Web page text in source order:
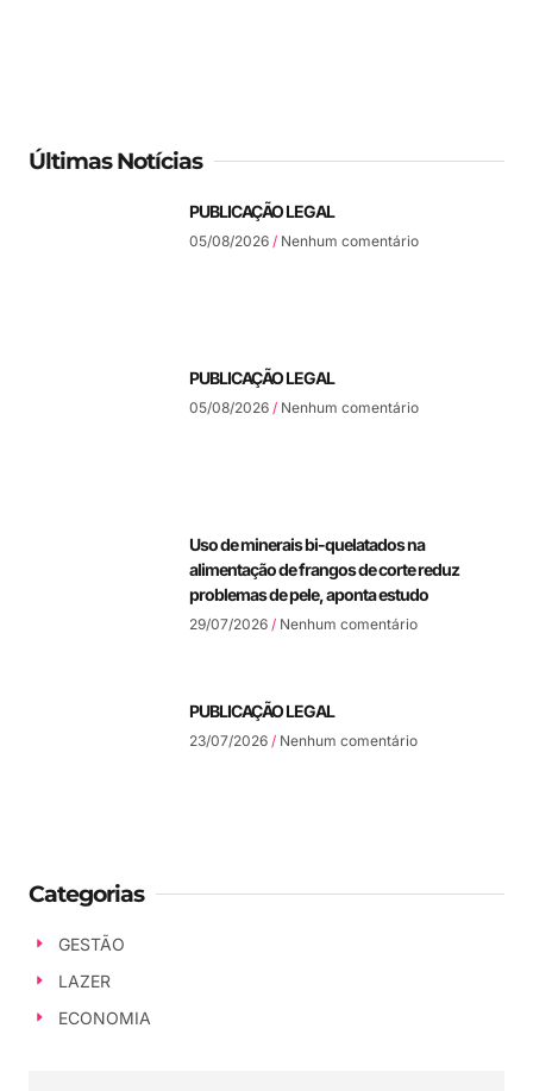
Últimas Notícias
PUBLICAÇÃO LEGAL
05/08/2026 Nenhum comentário
PUBLICAÇÃO LEGAL
05/08/2026 Nenhum comentário
Uso de minerais bi-quelatados na
alimentação de frangos de corte reduz
problemas de pele, aponta estudo
29/07/2026 Nenhum comentário
PUBLICAÇÃO LEGAL
23/07/2026 Nenhum comentário
Categorias
GESTÃO
LAZER
ECONOMIA